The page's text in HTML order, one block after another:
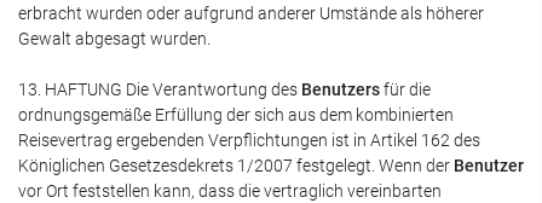
erbracht wurden oder aufgrund anderer Umstände als höherer
Gewalt abgesagt wurden.
13. HAFTUNG Die Verantwortung des Benutzersfür die
ordnungsgemäße Erfüllung der sich aus dem kombinierten
Reisevertrag ergebenden Verpflichtungen ist in Artikel 162 des
Königlichen Gesetzesdekrets 1/2007 festgelegt. Wenn der Benutzer
vor Ort feststellen kann, dass die vertraglich vereinbarten